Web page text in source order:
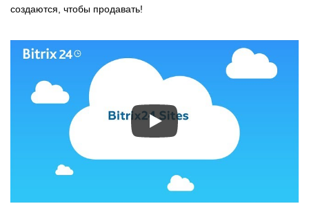
создаются, чтобы продавать!